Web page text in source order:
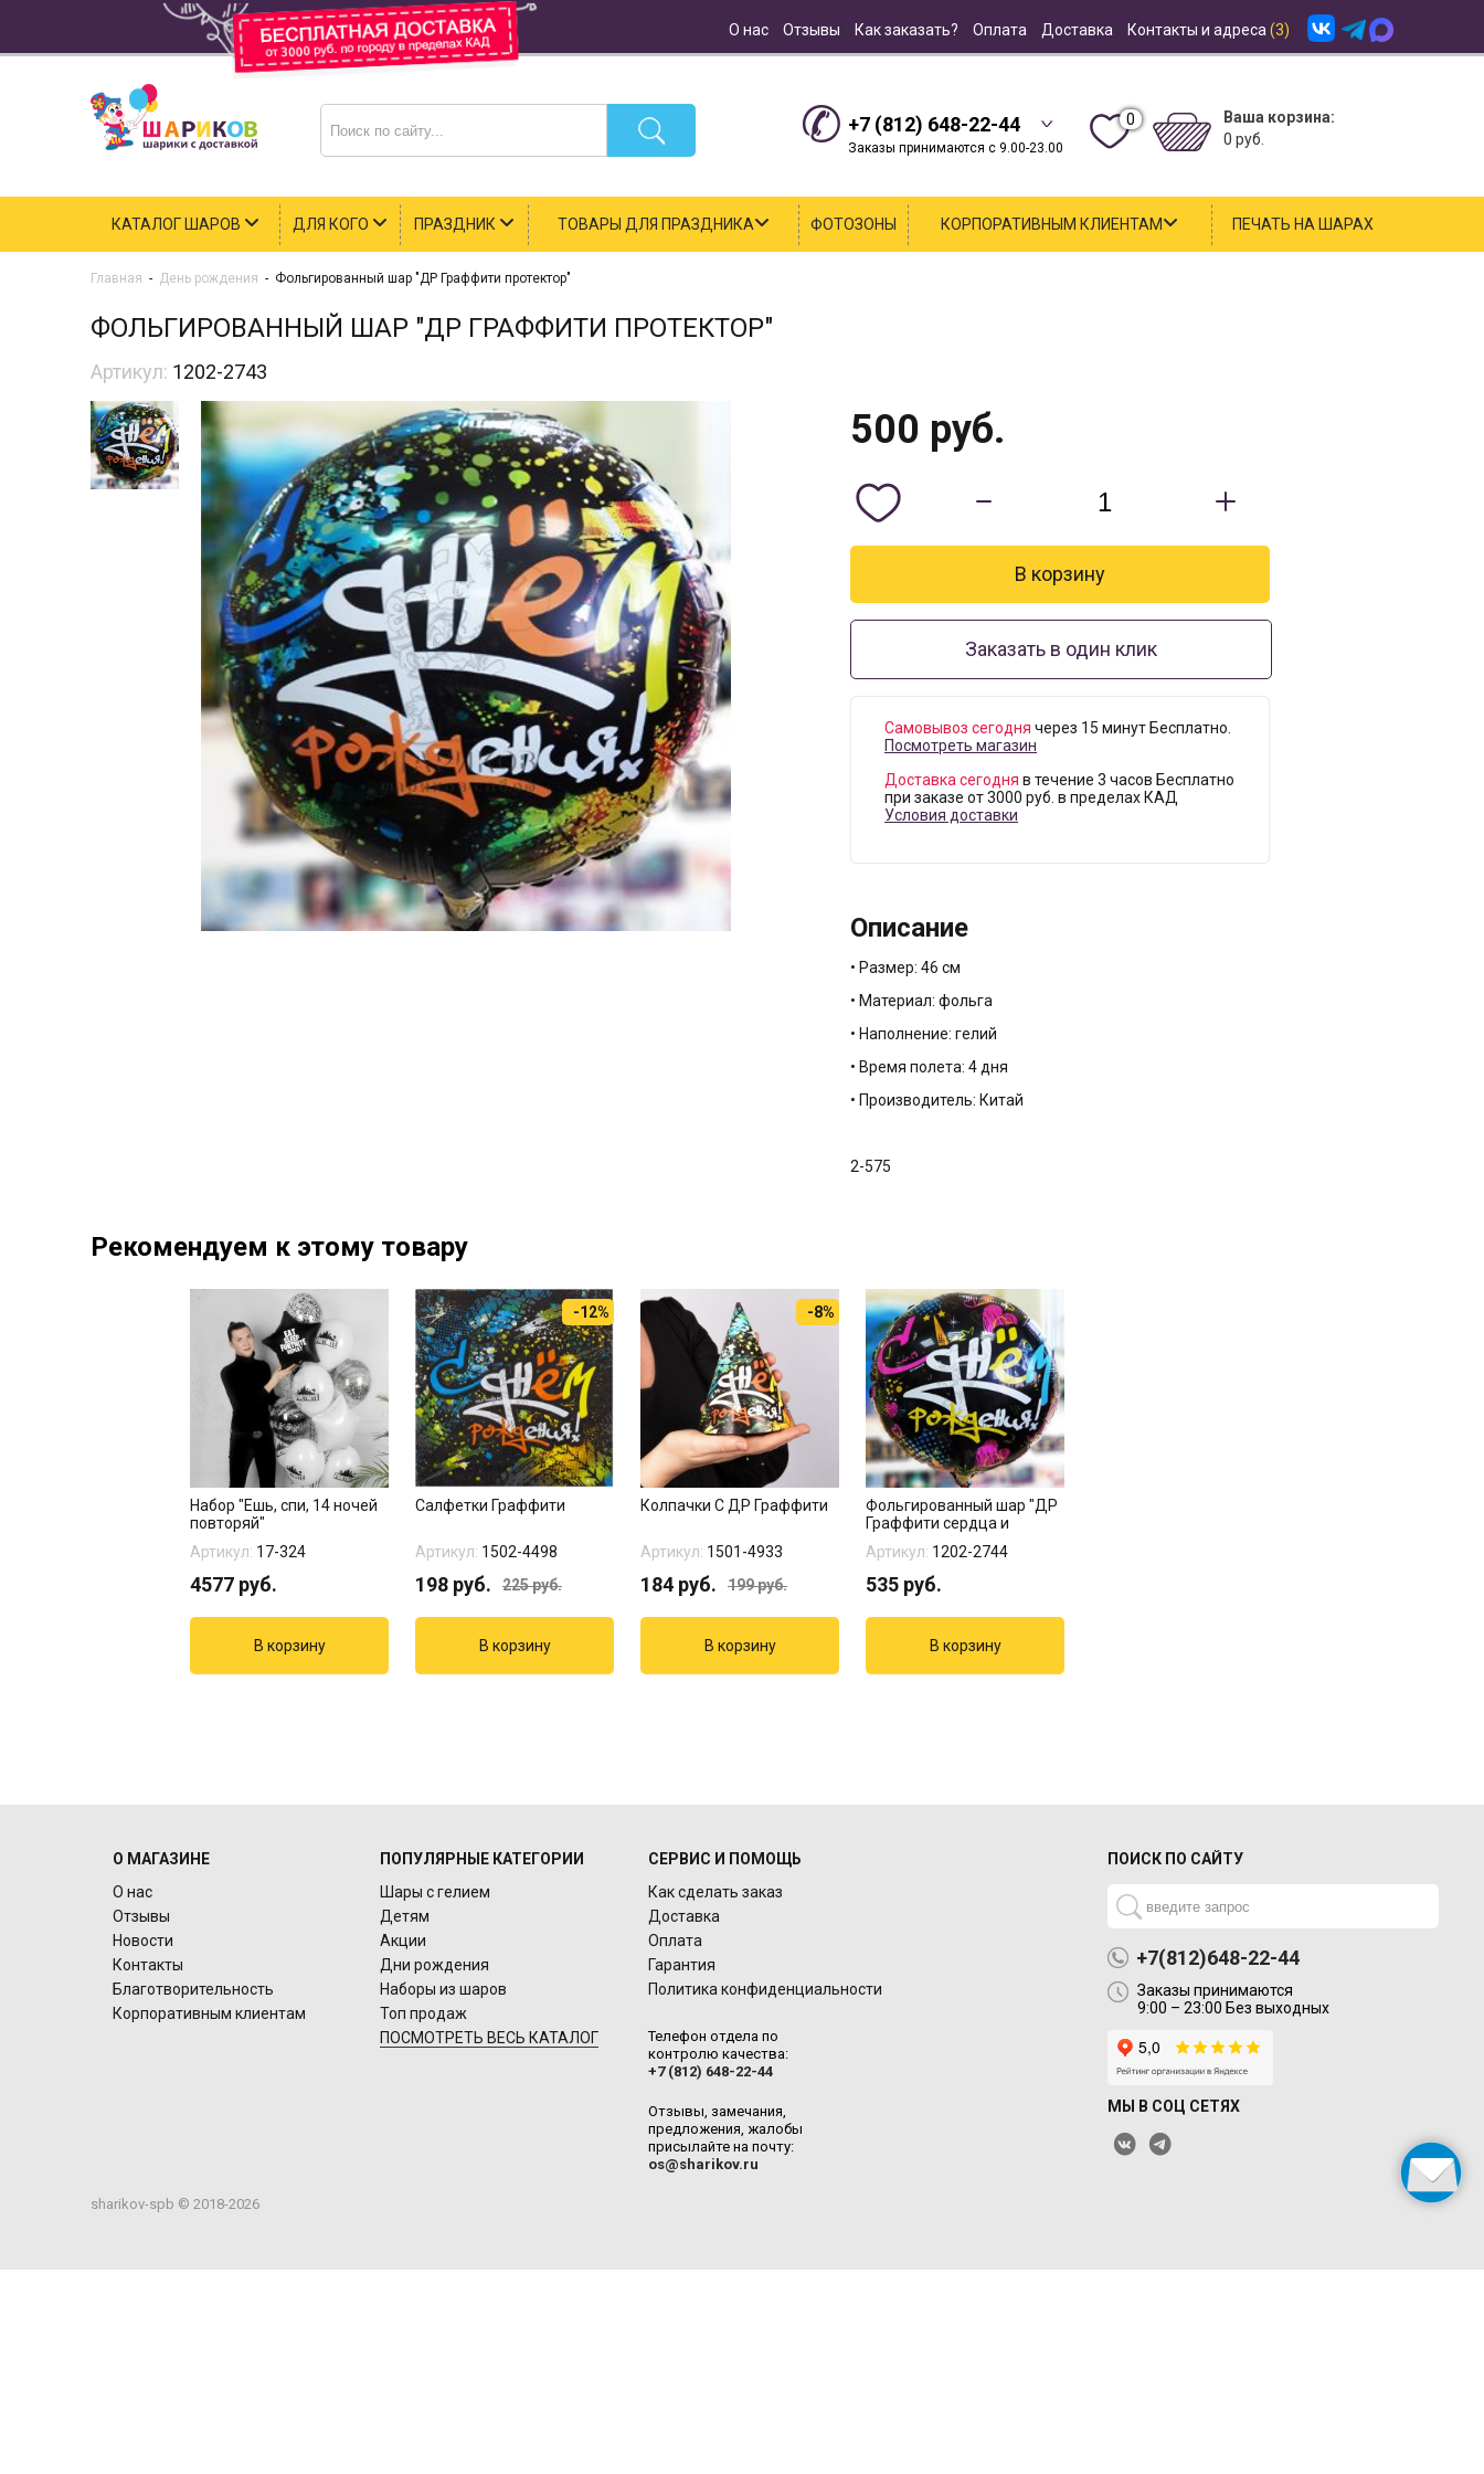
О нас Отзывы Как заказать? Оплата Доставка Контакты и адреса (3)
+7 (812) 648-22-44
Заказы принимаются с 9.00-23.00
0
Ваша корзина:
0 руб.
КАТАЛОГ ШАРОВ ДЛЯ КОГО ПРАЗДНИК ТОВАРЫ ДЛЯ ПРАЗДНИКА ФОТОЗОНЫ КОРПОРАТИВНЫМ КЛИЕНТАМ ПЕЧАТЬ НА ШАРАХ
Главная - День рождения - Фольгированный шар "ДР Граффити протектор"
ФОЛЬГИРОВАННЫЙ ШАР "ДР ГРАФФИТИ ПРОТЕКТОР"
Артикул: 1202-2743
500 руб.
Заказать в один клик
Самовывоз сегодня через 15 минут Бесплатно.
Посмотреть магазин
Доставка сегодня в течение 3 часов Бесплатно
при заказе от 3000 руб. в пределах КАД
Условия доставки
Описание
• Размер: 46 см
• Материал: фольга
• Наполнение: гелий
• Время полета: 4 дня
• Производитель: Китай
2-575
Рекомендуем к этому товару
Набор "Ешь, спи, 14 ночей
повторяй"
Артикул: 17-324
4577 руб.
-12%
Салфетки Граффити
Артикул: 1502-4498
198 руб. 225руб.
-8%
Колпачки С ДР Граффити
Артикул: 1501-4933
184 руб. 199руб.
Фольгированный шар "ДР
Граффити сердца и
Артикул: 1202-2744
535 руб.
О МАГАЗИНЕ
О нас
Отзывы
Новости
Контакты
Благотворительность
Корпоративным клиентам
ПОПУЛЯРНЫЕ КАТЕГОРИИ
Шары с гелием
Детям
Акции
Дни рождения
Наборы из шаров
Топ продаж
ПОСМОТРЕТЬ ВЕСЬ КАТАЛОГ
СЕРВИС И ПОМОЩЬ
Как сделать заказ
Доставка
Оплата
Гарантия
Политика конфиденциальности
Телефон отдела по
контролю качества:
+7 (812) 648-22-44
Отзывы, замечания,
предложения, жалобы
присылайте на почту:
os@sharikov.ru
ПОИСК ПО САЙТУ
+7(812)648-22-44
Заказы принимаются
9:00 – 23:00 Без выходных
МЫ В СОЦ СЕТЯХ
sharikov-spb © 2018-2026